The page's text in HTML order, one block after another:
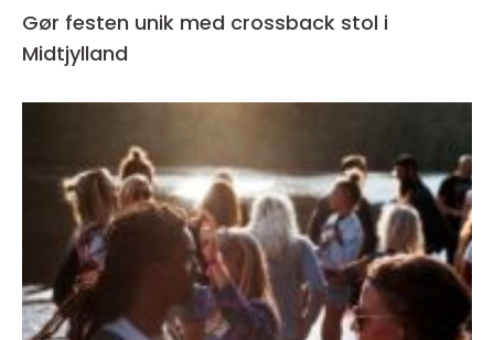
Gør festen unik med crossback stol i
Midtjylland